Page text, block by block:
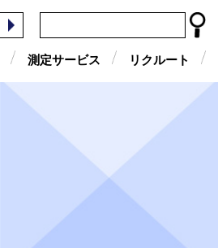
測定サービス リクルート